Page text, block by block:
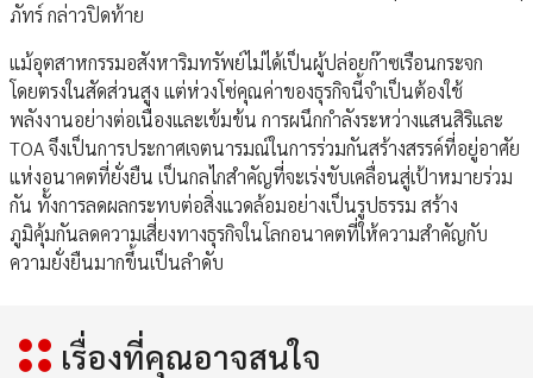
ภัทร์ กล่าวปิดท้าย
แม้อุตสาหกรรมอสังหาริมทรัพย์ไม่ได้เป็นผู้ปล่อยก๊าซเรือนกระจก
โดยตรงในสัดส่วนสูง แต่ห่วงโซ่คุณค่าของธุรกิจนี้จำเป็นต้องใช้
พลังงานอย่างต่อเนื่องและเข้มข้น การผนึกกำลังระหว่างแสนสิริและ
TOA จึงเป็นการประกาศเจตนารมณ์ในการร่วมกันสร้างสรรค์ที่อยู่อาศัย
แห่งอนาคตที่ยั่งยืน เป็นกลไกสำคัญที่จะเร่งขับเคลื่อนสู่เป้าหมายร่วม
กัน ทั้งการลดผลกระทบต่อสิ่งแวดล้อมอย่างเป็นรูปธรรม สร้าง
ภูมิคุ้มกันลดความเสี่ยงทางธุรกิจในโลกอนาคตที่ให้ความสำคัญกับ
ความยั่งยืนมากขึ้นเป็นลำดับ
เรื่องที่คุณอาจสนใจ